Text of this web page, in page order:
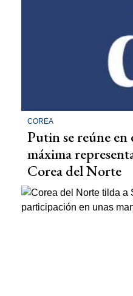
COREA
Putin se reúne
máxima
Corea del Norte